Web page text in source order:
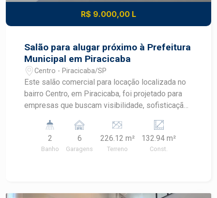
R$ 9.000,00 L
Salão para alugar próximo à Prefeitura
Municipal em Piracicaba
Centro - Piracicaba/SP
Este salão comercial para locação localizada no
bairro Centro, em Piracicaba, foi projetado para
empresas que buscam visibilidade, sofisticação
contemporânea, acabamento de alto padrão e
localização estratégica em uma das avenidas de
maior fluxo da cidade, o imóvel oferece um
2
Banho
6
Garagens
226.12 m²
Terreno
132.94 m²
Const.